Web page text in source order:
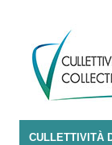
CULLETTIVITÀ